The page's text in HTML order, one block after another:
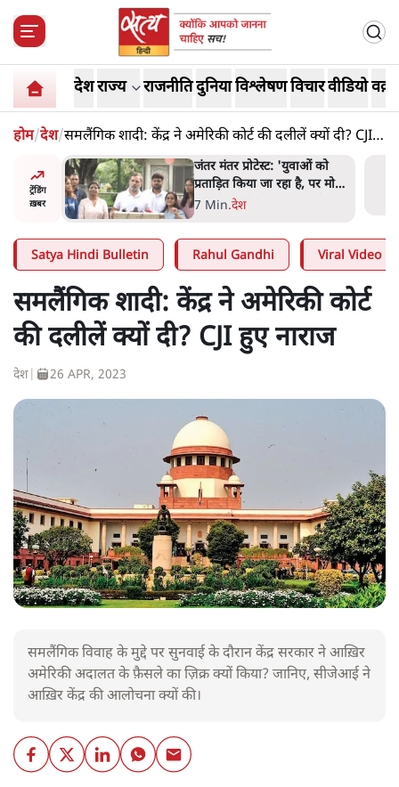
देशराज्य राजनीतिदुनियाविश्लेषणविचारवीडियो
होम/देश/समलैंगिक शादी: केंद्र ने अमेरिकी कोर्ट की दलीलें क्यों दी? CJI
हुए नाराज
ट्रेंडिंग
ख़बर
न
सुने':
जंतर मंतर प्रोटेस्ट: 'युवाओं को
प्रताड़ित किया जा रहा है, पर मोदी-
शाह में बोलने की हिम्मत नहीं'-
7 Min.देश
Satya Hindi Bulletin Rahul Gandhi Viral Video
समलैंगिक शादी: केंद्र ने अमेरिकी कोर्ट
की दलीलें क्यों दी? CJI हुए नाराज
देश 26 APR, 2023
समलैंगिक विवाह के मुद्दे पर सुनवाई के दौरान केंद्र सरकार ने आख़िर
अमेरिकी अदालत के फ़ैसले का ज़िक्र क्यों किया? जानिए, सीजेआई ने
आख़िर केंद्र की आलोचना क्यों की।